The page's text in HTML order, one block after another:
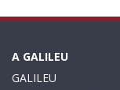
A GALILEU
GALILEU